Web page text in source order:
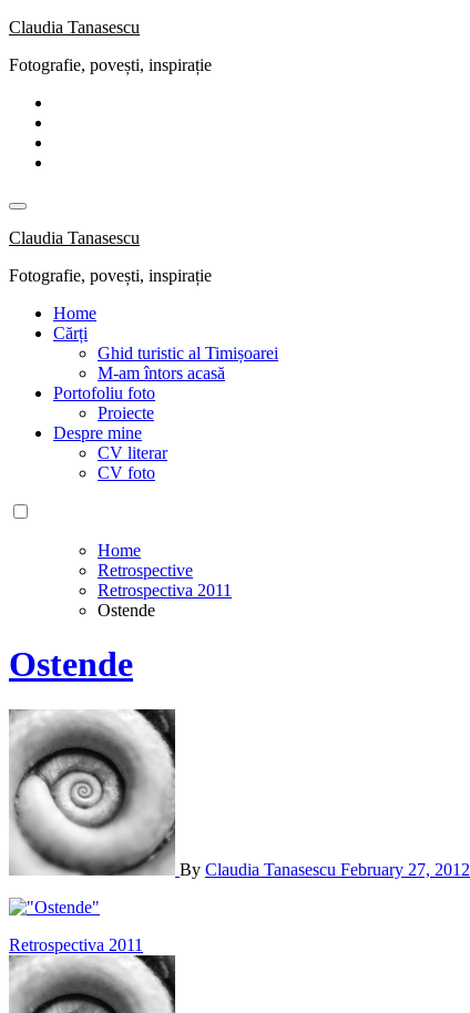
Skip
content
Claudia Tanasescu
Fotografie, povești, inspirație
Claudia Tanasescu
Fotografie, povești, inspirație
Home
Cărți
Ghid turistic al Timișoarei
M-am întors acasă
Portofoliu foto
Proiecte
Despre mine
CV literar
CV foto
Home
Retrospective
Retrospectiva 2011
Ostende
Ostende
By Claudia Tanasescu February 27, 2012
Post
navigation
Retrospectiva 2011